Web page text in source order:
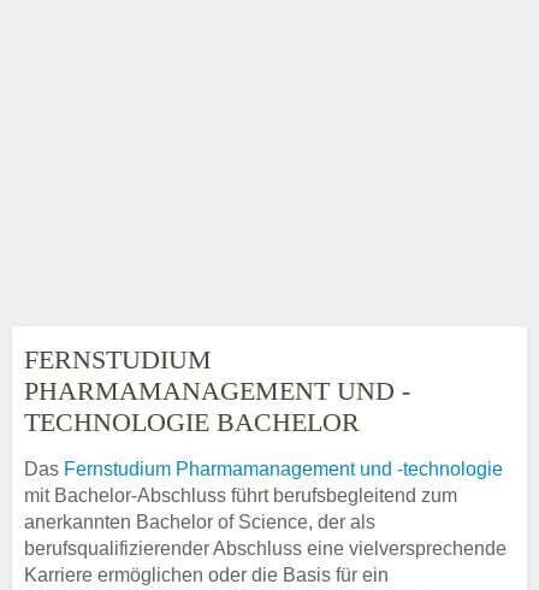
FERNSTUDIUM
PHARMAMANAGEMENT UND -
TECHNOLOGIE BACHELOR
Das Fernstudium Pharmamanagement und -technologie
mit Bachelor-Abschluss führt berufsbegleitend zum
anerkannten Bachelor of Science, der als
berufsqualifizierender Abschluss eine vielversprechende
Karriere ermöglichen oder die Basis für ein